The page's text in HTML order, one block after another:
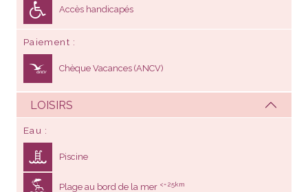
Accès handicapés
Paiement
Chèque Vacances (ANCV)
LOISIRS
Eau
Piscine
Plage au bord de la mer <= 25km